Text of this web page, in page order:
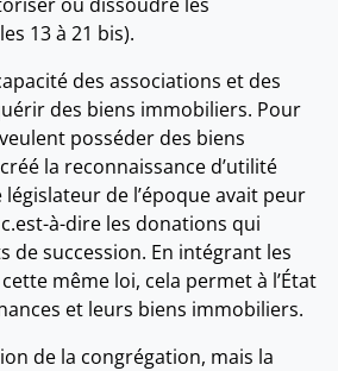
13 à 21 bis).
des associations et des
des biens immobiliers. Pour
posséder des biens
la reconnaissance d’utilité
de l’époque avait peur
à-dire les donations qui
de succession. En intégrant les
même loi, cela permet à l’État
et leurs biens immobiliers.
de la congrégation, mais la